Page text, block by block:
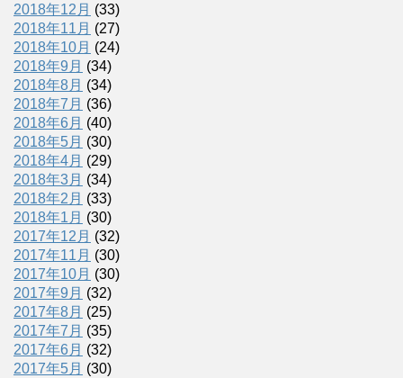
2018年12月 (33)
2018年11月 (27)
2018年10月 (24)
2018年9月 (34)
2018年8月 (34)
2018年7月 (36)
2018年6月 (40)
2018年5月 (30)
2018年4月 (29)
2018年3月 (34)
2018年2月 (33)
2018年1月 (30)
2017年12月 (32)
2017年11月 (30)
2017年10月 (30)
2017年9月 (32)
2017年8月 (25)
2017年7月 (35)
2017年6月 (32)
2017年5月 (30)